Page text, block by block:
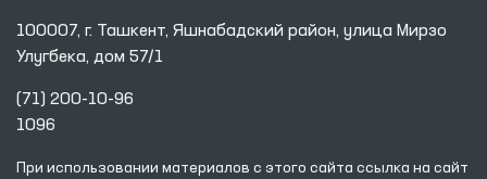
100007, г. Ташкент, Яшнабадский район, улица Мирзо
Улугбека, дом 57/1
(71) 200-10-96
1096
При использовании материалов с этого сайта ссылка на сайт